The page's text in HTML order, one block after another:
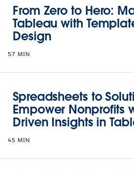
From Zero to Hero:
Tableau with
Design
57 MIN
Spreadsheets to
Empower Nonprofits
Driven Insights in
45 MIN